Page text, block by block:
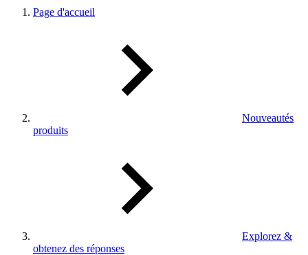
Page d'accueil
Nouveautés
produits
Explorez &
obtenez des réponses